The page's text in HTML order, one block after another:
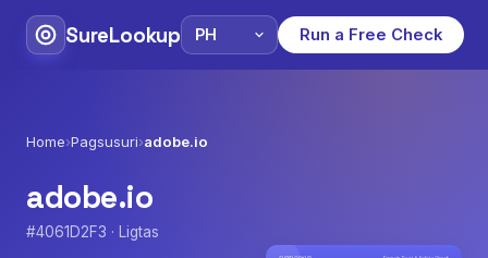
SureLookup Run a Free Check
Home›Pagsusuri›adobe.io
adobe.io
#4061D2F3 · Ligtas